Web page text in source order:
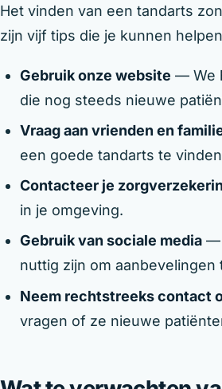
Het vinden van een tandarts
zijn vijf tips die je kunnen
Gebruik onze website — We
die nog steeds nieuwe
Vraag aan vrienden en
een goede tandarts te
Contacteer je
in je omgeving.
Gebruik van sociale media —
nuttig zijn om aanbevelingen
Neem rechtstreeks contact
vragen of ze nieuwe